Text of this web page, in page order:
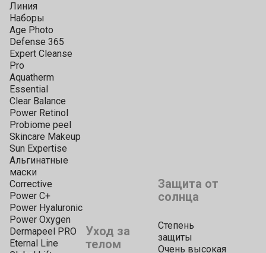
Линия
Наборы
Age Photo
Defense 365
Expert Cleanse
Pro
Aquatherm
Essential
Clear Balance
Power Retinol
Probiome peel
Skincare Makeup
Sun Expertise
Альгинатные
маски
Corrective
Power C+
Power Hyaluronic
Power Oxygen
Dermapeel PRO
Eternal Line
Уход за
телом
Защита от
солнца
Степень
защиты
Очень высокая